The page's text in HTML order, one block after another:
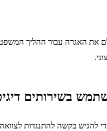
את האגרה עבור ההליך
בשירותים
בקשה להתנגדות